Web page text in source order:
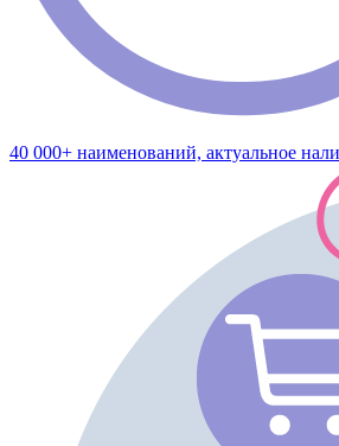
40 000+ наименований, актуальное